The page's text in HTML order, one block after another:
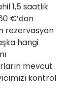
1,5 saatlik
€’dan
rezervasyon
hangi
mevcut
kontrol